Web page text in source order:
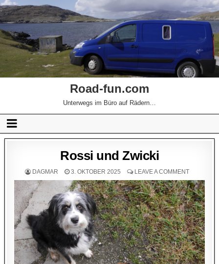
Road-fun.com
Unterwegs im Büro auf Rädern…
Rossi und Zwicki
DAGMAR 3. OKTOBER 2025 LEAVE A COMMENT